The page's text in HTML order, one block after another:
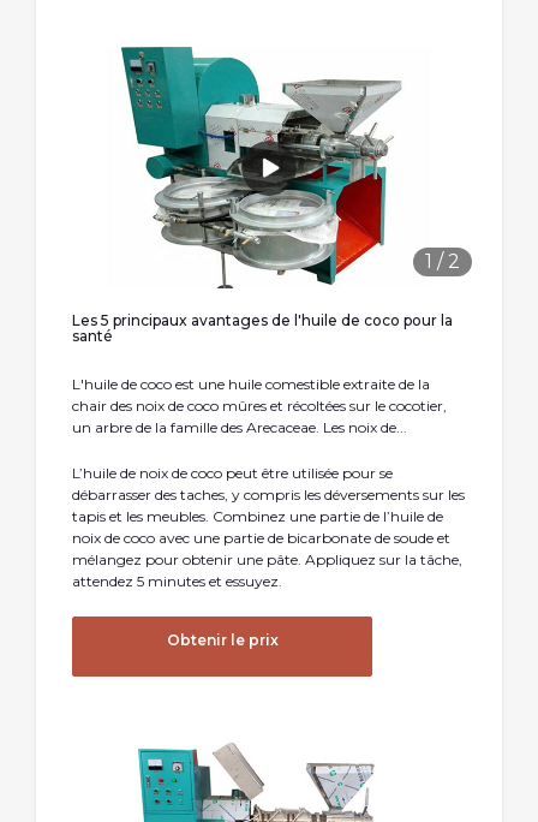
1 / 2
Les 5 principaux avantages de l'huile de coco pour la
santé
L'huile de coco est une huile comestible extraite de la
chair des noix de coco mûres et récoltées sur le cocotier,
un arbre de la famille des Arecaceae. Les noix de...
L’huile de noix de coco peut être utilisée pour se
débarrasser des taches, y compris les déversements sur les
tapis et les meubles. Combinez une partie de l’huile de
noix de coco avec une partie de bicarbonate de soude et
mélangez pour obtenir une pâte. Appliquez sur la tâche,
attendez 5 minutes et essuyez.
Obtenir le prix